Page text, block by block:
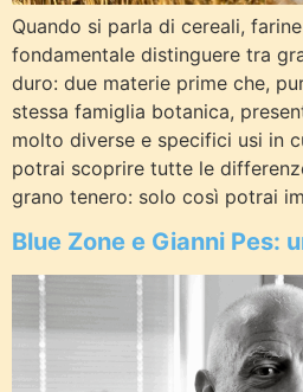
Quando si parla di cereali,
fondamentale distinguere tra
duro: due materie prime che,
stessa famiglia botanica,
molto diverse e specifici usi in
potrai scoprire tutte le
grano tenero: solo così potrai
Blue Zone e Gianni Pes: